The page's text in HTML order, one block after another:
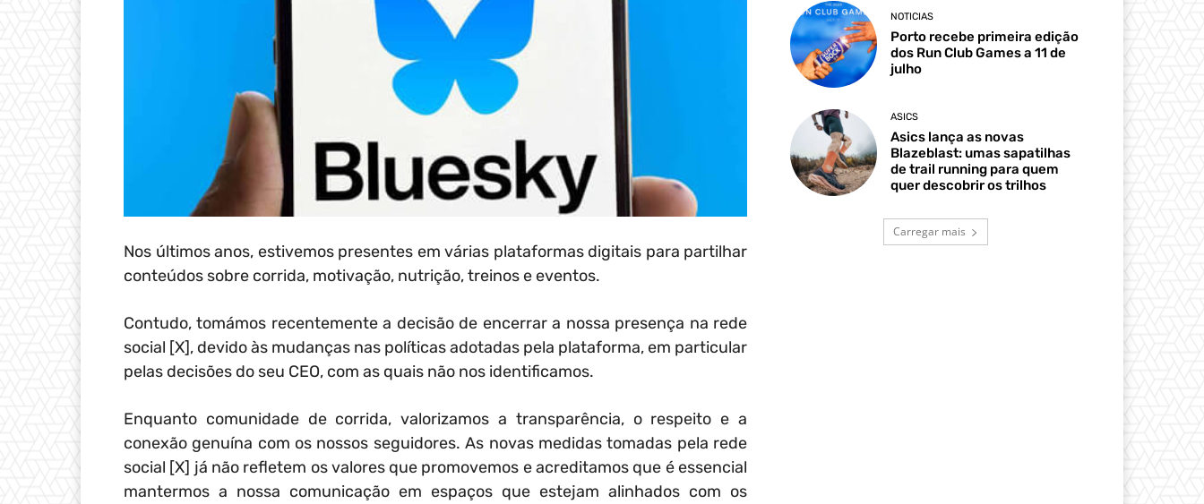
Nos últimos anos, estivemos presentes em várias plataformas digitais para partilhar
conteúdos sobre corrida, motivação, nutrição, treinos e eventos.
Contudo, tomámos recentemente a decisão de encerrar a nossa presença na rede
social [X], devido às mudanças nas políticas adotadas pela plataforma, em particular
pelas decisões do seu CEO, com as quais não nos identificamos.
Enquanto comunidade de corrida, valorizamos a transparência, o respeito e a
conexão genuína com os nossos seguidores. As novas medidas tomadas pela rede
social [X] já não refletem os valores que promovemos e acreditamos que é essencial
mantermos a nossa comunicação em espaços que estejam alinhados com os
NOTICIAS
Porto recebe primeira edição
dos Run Club Games a 11 de
julho
ASICS
Asics lança as novas
Blazeblast: umas sapatilhas
de trail running para quem
quer descobrir os trilhos
Carregar mais